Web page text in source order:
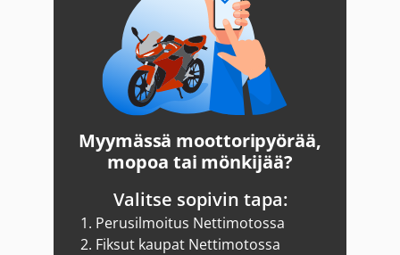
Myymässä moottoripyörää,
mopoa tai mönkijää?
Valitse sopivin tapa:
1. Perusilmoitus Nettimotossa
2. Fiksut kaupat Nettimotossa